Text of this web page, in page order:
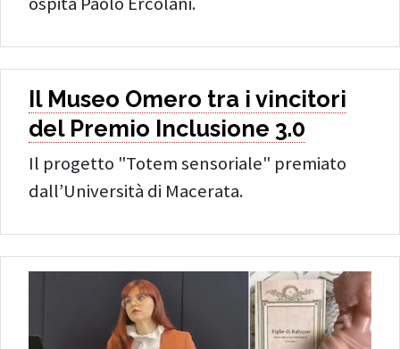
Il Museo Omero tra i vincitori
del Premio Inclusione 3.0
Il progetto "Totem sensoriale" premiato
dall’Università di Macerata.